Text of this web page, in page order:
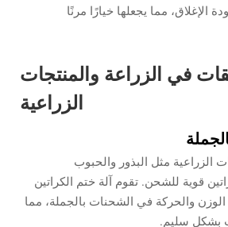
الإغلاق، مما يجعلها خيارًا مرنًا
في الزراعة والمنتجات
الزراعية
الزراعية مثل البذور والحبوب
قوية للشحن. تقوم آلة ختم الكراتين
والحركة في الشحنات بالجملة، مما
بشكل سليم.